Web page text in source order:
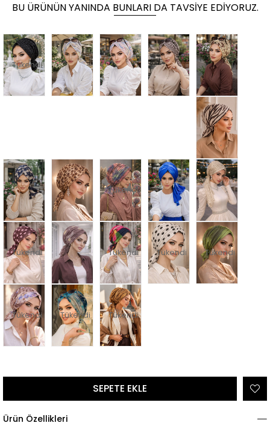
BU ÜRÜNÜN YANINDA BUNLARI DA TAVSIYE EDIYORUZ.
Tükendi
Tükendi
Tükendi Tükendi Tükendi Tükendi
Tükendi Tükendi Tükendi
Ürün Özellikleri